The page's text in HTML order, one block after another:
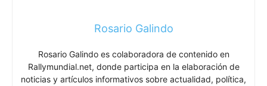
Rosario Galindo
Rosario Galindo es colaboradora de contenido en
Rallymundial.net, donde participa en la elaboración de
noticias y artículos informativos sobre actualidad, política,